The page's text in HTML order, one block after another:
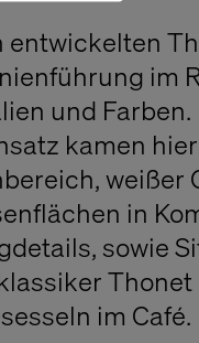
entwickelten
im
und Farben.
kamen
weißer
in
sowie
im Café.